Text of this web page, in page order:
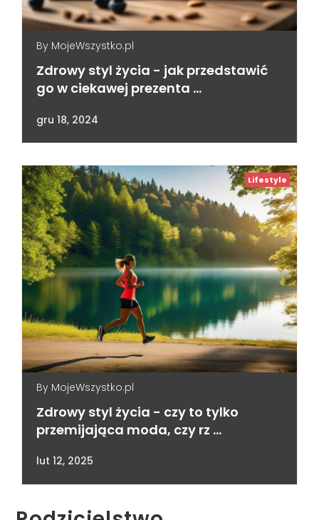
By MojeWszystko.pl
Zdrowy styl życia - jak przedstawić
go w ciekawej prezenta …
gru 18, 2024
Lifestyle
By MojeWszystko.pl
Zdrowy styl życia - czy to tylko
przemijająca moda, czy rz …
lut 12, 2025